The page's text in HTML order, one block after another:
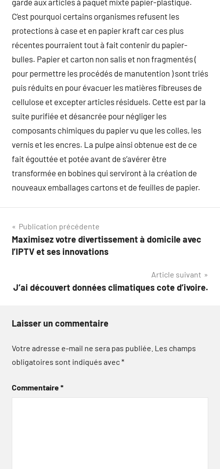
garde aux articles à paquet mixte papier-plastique.
C’est pourquoi certains organismes refusent les
protections à case et en papier kraft car ces plus
récentes pourraient tout à fait contenir du papier-
bulles. Papier et carton non salis et non fragmentés (
pour permettre les procédés de manutention ) sont triés
puis réduits en pour évacuer les matières fibreuses de
cellulose et excepter articles résiduels. Cette est par la
suite purifiée et désancrée pour négliger les
composants chimiques du papier vu que les colles, les
vernis et les encres. La pulpe ainsi obtenue est de ce
fait égouttée et potée avant de s’avérer être
transformée en bobines qui serviront à la création de
nouveaux emballages cartons et de feuilles de papier.
Navigation
de
Publication précédente
Maximisez votre divertissement à domicile avec
l’IPTV et ses innovations
Article suivant
J’ai découvert données climatiques cote d’ivoire.
Laisser un commentaire
Votre adresse e-mail ne sera pas publiée. Les champs
obligatoires sont indiqués avec*
Commentaire*